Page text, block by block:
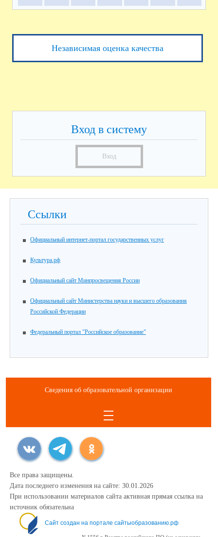
Независимая оценка качества
Вход в систему
Вход
Ссылки
Официальный интернет-портал государственных услуг
Культура.рф
Официальный сайт Минпросвещения России
Официальный сайт Министерства науки и высшего образования
Российской Федерации
Федеральный портал "Российское образование"
Сведения об образовательной организации
Все права защищены.
Дата последнего изменения на сайте: 30.01.2026
При использовании материалов сайта активная прямая ссылка на
источник обязательна
Сайт создан на портале сайтыобразованию.рф